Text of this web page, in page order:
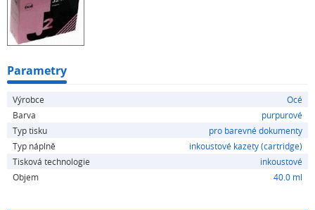
Parametry
Výrobce
Océ
Barva
purpurové
Typ tisku
pro barevné dokumenty
Typ náplně
inkoustové kazety (cartridge)
Tisková technologie
inkoustové
Objem
40.0 ml